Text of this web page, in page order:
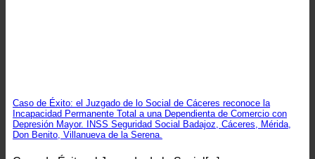
Caso de Éxito: el Juzgado de lo Social de Cáceres reconoce la
Incapacidad Permanente Total a una Dependienta de Comercio con
Depresión Mayor. INSS Seguridad Social Badajoz, Cáceres, Mérida,
Don Benito, Villanueva de la Serena.